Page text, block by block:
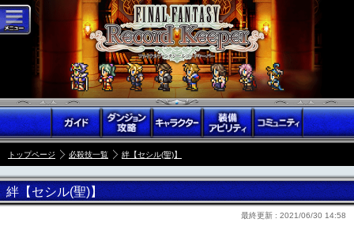
トップページ 必殺技一覧 絆【セシル(聖)】
絆【セシル(聖)】
最終更新 : 2021/06/30 14:58